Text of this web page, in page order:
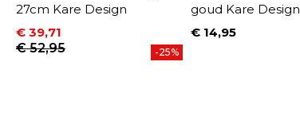
27cm Kare Design
Prijs
€ 39,71
Normale prijs
€ 52,95 -25%
goud Kare Design
Prijs
€ 14,95